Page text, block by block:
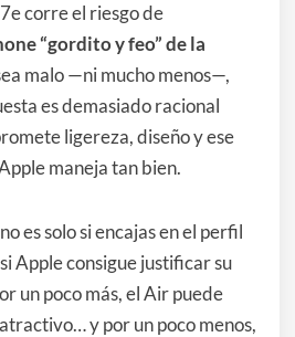
corre el riesgo de
“gordito y feo” de la
malo —ni mucho menos—,
es demasiado racional
ligereza, diseño y ese
maneja tan bien.
es solo si encajas en el perfil
Apple consigue justificar su
un poco más, el Air puede
y por un poco menos,